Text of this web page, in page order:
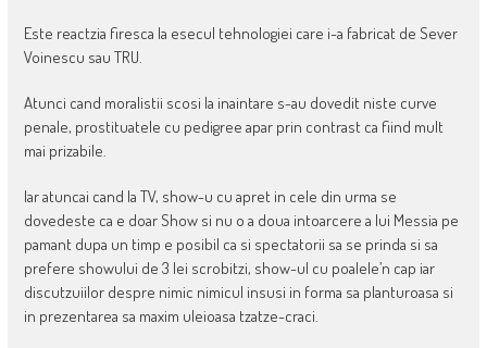
Este reactzia firesca la esecul tehnologiei care i-a fabricat de Sever
Voinescu sau TRU.
Atunci cand moralistii scosi la inaintare s-au dovedit niste curve
penale, prostituatele cu pedigree apar prin contrast ca fiind mult
mai prizabile.
Iar atuncai cand la TV, show-u cu apret in cele din urma se
dovedeste ca e doar Show si nu o a doua intoarcere a lui Messia pe
pamant dupa un timp e posibil ca si spectatorii sa se prinda si sa
prefere showului de 3 lei scrobitzi, show-ul cu poalele’n cap iar
discutzuiilor despre nimic nimicul insusi in forma sa planturoasa si
in prezentarea sa maxim uleioasa tzatze-craci.